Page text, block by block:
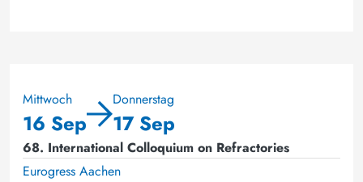
Mittwoch
16 Sep
Donnerstag
17 Sep
68. International Colloquium on Refractories
Eurogress Aachen